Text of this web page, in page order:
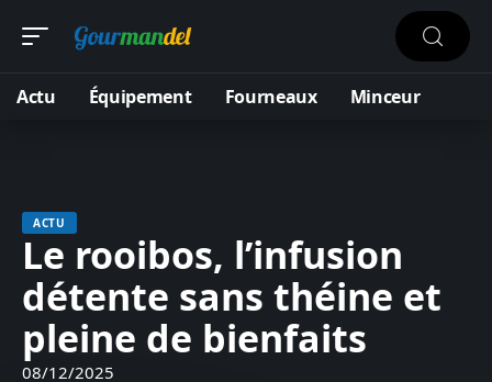
Actu Équipement Fourneaux Minceur
ACTU
Le rooibos, l’infusion
détente sans théine et
pleine de bienfaits
08/12/2025